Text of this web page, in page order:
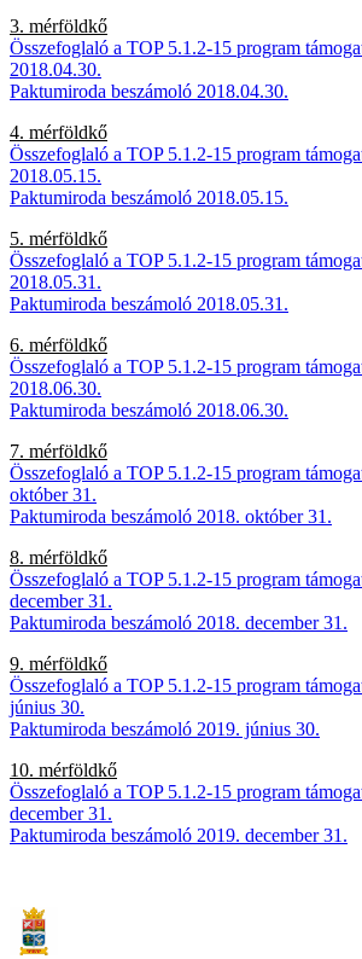
3. mérföldkő
Összefoglaló a TOP 5.1.2-15 program
2018.04.30.
Paktumiroda beszámoló 2018.04.30.
4. mérföldkő
Összefoglaló a TOP 5.1.2-15 program
2018.05.15.
Paktumiroda beszámoló 2018.05.15.
5. mérföldkő
Összefoglaló a TOP 5.1.2-15 program
2018.05.31.
Paktumiroda beszámoló 2018.05.31.
6. mérföldkő
Összefoglaló a TOP 5.1.2-15 program
2018.06.30.
Paktumiroda beszámoló 2018.06.30.
7. mérföldkő
Összefoglaló a TOP 5.1.2-15 program
október 31.
Paktumiroda beszámoló 2018. október 31.
8. mérföldkő
Összefoglaló a TOP 5.1.2-15 program
december 31.
Paktumiroda beszámoló 2018. december 31.
9. mérföldkő
Összefoglaló a TOP 5.1.2-15 program
június 30.
Paktumiroda beszámoló 2019. június 30.
10. mérföldkő
Összefoglaló a TOP 5.1.2-15 program
december 31.
Paktumiroda beszámoló 2019. december 31.